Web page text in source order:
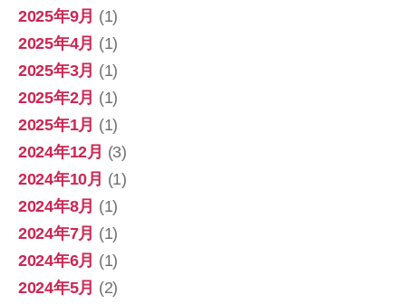
2025年9月 (1)
2025年4月 (1)
2025年3月 (1)
2025年2月 (1)
2025年1月 (1)
2024年12月 (3)
2024年10月 (1)
2024年8月 (1)
2024年7月 (1)
2024年6月 (1)
2024年5月 (2)